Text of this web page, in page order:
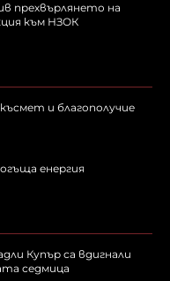
прехвърлянето на
към НЗОК
и благополучие
енергия
Купър са вдигнали
седмица